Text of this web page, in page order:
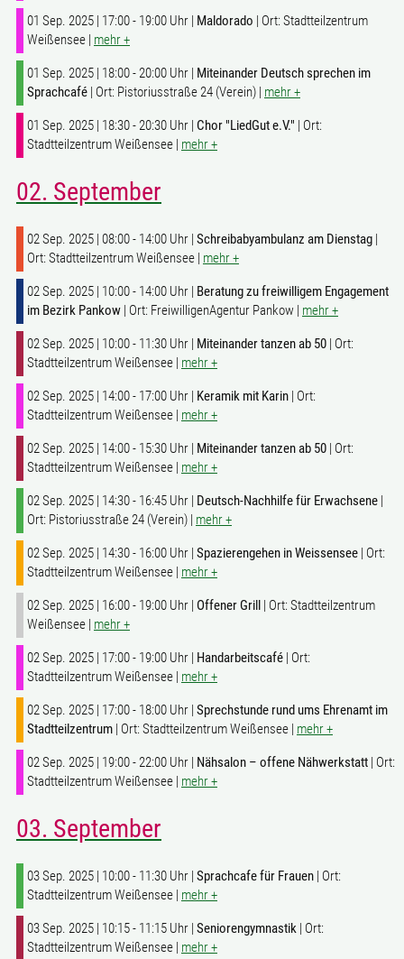
01 Sep. 2025 | 17:00 - 19:00 Uhr | Maldorado | Ort: Stadtteilzentrum
Weißensee | mehr +
01 Sep. 2025 | 18:00 - 20:00 Uhr | Miteinander Deutsch sprechen im
Sprachcafé | Ort: Pistoriusstraße 24 (Verein) | mehr +
01 Sep. 2025 | 18:30 - 20:30 Uhr | Chor "LiedGut e.V." | Ort:
Stadtteilzentrum Weißensee | mehr +
02. September
02 Sep. 2025 | 08:00 - 14:00 Uhr | Schreibabyambulanz am Dienstag |
Ort: Stadtteilzentrum Weißensee | mehr +
02 Sep. 2025 | 10:00 - 14:00 Uhr | Beratung zu freiwilligem Engagement
im Bezirk Pankow | Ort: FreiwilligenAgentur Pankow | mehr +
02 Sep. 2025 | 10:00 - 11:30 Uhr | Miteinander tanzen ab 50 | Ort:
Stadtteilzentrum Weißensee | mehr +
02 Sep. 2025 | 14:00 - 17:00 Uhr | Keramik mit Karin | Ort:
Stadtteilzentrum Weißensee | mehr +
02 Sep. 2025 | 14:00 - 15:30 Uhr | Miteinander tanzen ab 50 | Ort:
Stadtteilzentrum Weißensee | mehr +
02 Sep. 2025 | 14:30 - 16:45 Uhr | Deutsch-Nachhilfe für Erwachsene |
Ort: Pistoriusstraße 24 (Verein) | mehr +
02 Sep. 2025 | 14:30 - 16:00 Uhr | Spazierengehen in Weissensee | Ort:
Stadtteilzentrum Weißensee | mehr +
02 Sep. 2025 | 16:00 - 19:00 Uhr | Offener Grill | Ort: Stadtteilzentrum
Weißensee | mehr +
02 Sep. 2025 | 17:00 - 19:00 Uhr | Handarbeitscafé | Ort:
Stadtteilzentrum Weißensee | mehr +
02 Sep. 2025 | 17:00 - 18:00 Uhr | Sprechstunde rund ums Ehrenamt im
Stadtteilzentrum | Ort: Stadtteilzentrum Weißensee | mehr +
02 Sep. 2025 | 19:00 - 22:00 Uhr | Nähsalon – offene Nähwerkstatt | Ort:
Stadtteilzentrum Weißensee | mehr +
03. September
03 Sep. 2025 | 10:00 - 11:30 Uhr | Sprachcafe für Frauen | Ort:
Stadtteilzentrum Weißensee | mehr +
03 Sep. 2025 | 10:15 - 11:15 Uhr | Seniorengymnastik | Ort:
Stadtteilzentrum Weißensee | mehr +